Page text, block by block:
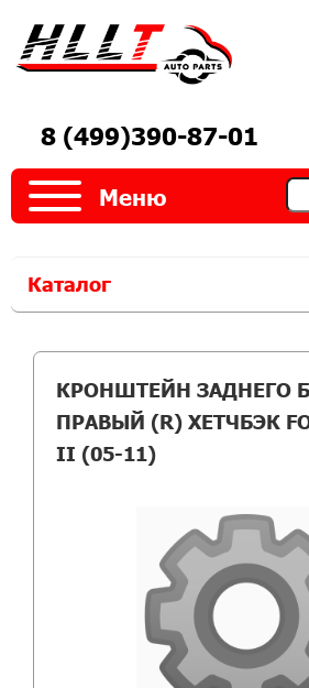
8 (499)390-87-01
Меню
Каталог
КРОНШТЕЙН ЗАДНЕГО
ПРАВЫЙ (R) ХЕТЧБЭК
II (05-11)